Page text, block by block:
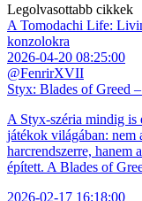
Legolvasottabb cikkek
A Tomodachi Life:
konzolokra
2026-04-20 08:25:00
@FenrirXVII
Styx: Blades of Greed
A Styx-széria mindig is
játékok világában:
harcrendszerre, hanem
épített. A Blades of
2026-02-17 16:18:00